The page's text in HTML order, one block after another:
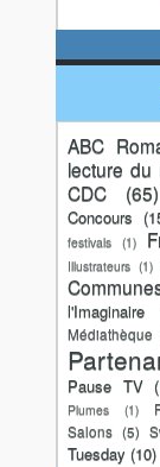
ABC
lecture du
CDC
(65)
Concours
festivals (1)
Illustrateurs (1)
l'Imaginaire
Pause TV
Plumes
(1)
Salons (5)
Tuesday (10)